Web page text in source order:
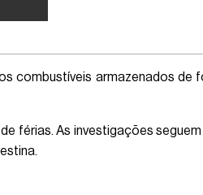
combustíveis armazenados de
férias. As investigações